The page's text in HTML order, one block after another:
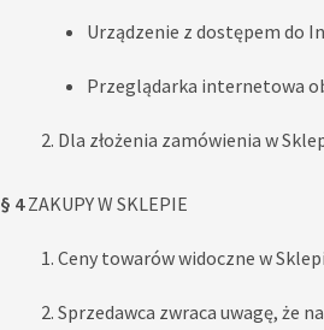
Urządzenie z dostępem do
Przeglądarka internetowa
Dla złożenia zamówienia w
§ 4ZAKUPY W SKLEPIE
Ceny towarów widoczne w
Sprzedawca zwraca uwagę, że